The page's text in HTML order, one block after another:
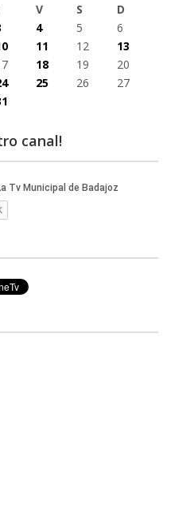
V S
D
4 5
6
11 12
13
18 19
20
25 26
27
canal!